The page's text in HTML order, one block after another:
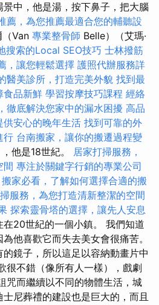
中，他是湯，按下鼻子，把大腦
薦，為您推薦最適合您的輔聽設
（Van 專業整骨師 Belle）（艾瑪·
搜索的Local SEO技巧 士林撥筋
，讓您輕鬆選擇 護照代辦服務詳
醫美診所，打造完美外貌 找到最
食品新鮮 學習按摩技巧課程 經絡
徹底解決您家中的漏水困擾 高品
供安心的晚年生活 找到可靠的外
行 台南搬家，讓你的搬遷過程變
他是18世紀。 居家打掃服務，
間 專注於關鍵字行銷的專業公司
搬家必看，了解如何選擇合適的搬
服務，為您打造清新整潔的空間
探索靈骨塔的選擇，讓先人安息
在20世紀的一個小鎮。 我們知道
他喜歡它而失去美女會很痛苦。
鏡子，所以這足以容納動畫片中
很不錯（像所有人一樣），戲劇
咒而繼續以不同的物體生活，城
尼葬禮的建設也是巨大的，而且